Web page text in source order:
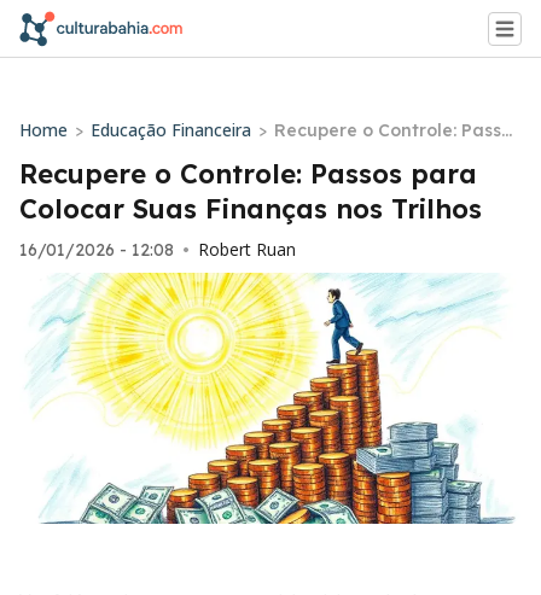
Home > Educação Financeira > Recupere o Controle: Passos
para Colocar Suas Finanças
nos Trilhos
Recupere o Controle: Passos para
Colocar Suas Finanças nos Trilhos
16/01/2026 - 12:08 • Robert Ruan